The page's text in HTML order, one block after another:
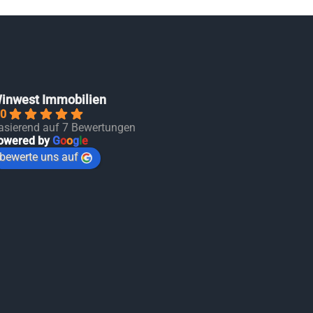
Immobilien
auf 7 Bewertungen
byGoogle
bewerte uns auf